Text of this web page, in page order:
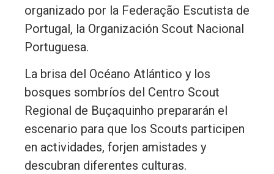
organizado por la Federação Escutista de
Portugal, la Organización Scout Nacional
Portuguesa.
La brisa del Océano Atlántico y los
bosques sombríos del Centro Scout
Regional de Buçaquinho prepararán el
escenario para que los Scouts participen
en actividades, forjen amistades y
descubran diferentes culturas.